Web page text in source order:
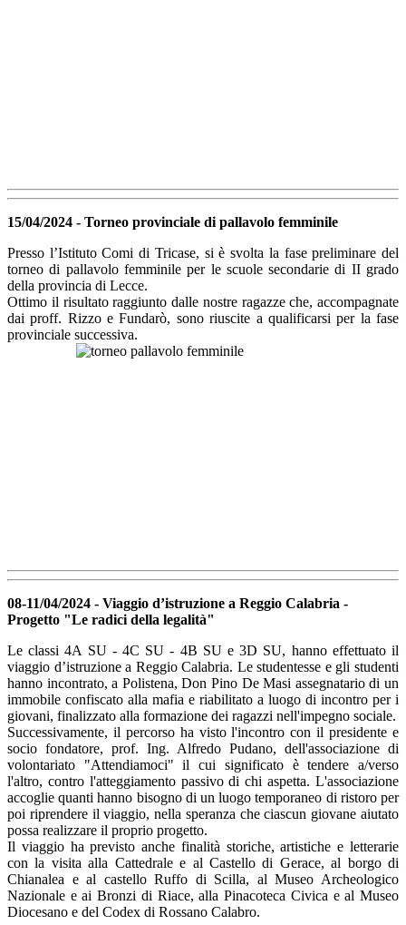
15/04/2024 - Torneo provinciale di pallavolo femminile
Presso l’Istituto Comi di Tricase, si è svolta la fase preliminare del
torneo di pallavolo femminile per le scuole secondarie di II grado
della provincia di Lecce.
Ottimo il risultato raggiunto dalle nostre ragazze che, accompagnate
dai proff. Rizzo e Fundarò, sono riuscite a qualificarsi per la fase
provinciale successiva.
08-11/04/2024 - Viaggio d’istruzione a Reggio Calabria -
Progetto "Le radici della legalità"
Le classi 4A SU - 4C SU - 4B SU e 3D SU, hanno effettuato il
viaggio d’istruzione a Reggio Calabria. Le studentesse e gli studenti
hanno incontrato, a Polistena, Don Pino De Masi assegnatario di un
immobile confiscato alla mafia e riabilitato a luogo di incontro per i
giovani, finalizzato alla formazione dei ragazzi nell'impegno sociale.
Successivamente, il percorso ha visto l'incontro con il presidente e
socio fondatore, prof. Ing. Alfredo Pudano, dell'associazione di
volontariato "Attendiamoci" il cui significato è tendere a/verso
l'altro, contro l'atteggiamento passivo di chi aspetta. L'associazione
accoglie quanti hanno bisogno di un luogo temporaneo di ristoro per
poi riprendere il viaggio, nella speranza che ciascun giovane aiutato
possa realizzare il proprio progetto.
Il viaggio ha previsto anche finalità storiche, artistiche e letterarie
con la visita alla Cattedrale e al Castello di Gerace, al borgo di
Chianalea e al castello Ruffo di Scilla, al Museo Archeologico
Nazionale e ai Bronzi di Riace, alla Pinacoteca Civica e al Museo
Diocesano e del Codex di Rossano Calabro.